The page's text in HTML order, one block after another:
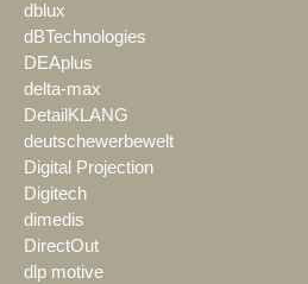
dblux
dBTechnologies
DEAplus
delta-max
DetailKLANG
deutschewerbewelt
Digital Projection
Digitech
dimedis
DirectOut
dlp motive